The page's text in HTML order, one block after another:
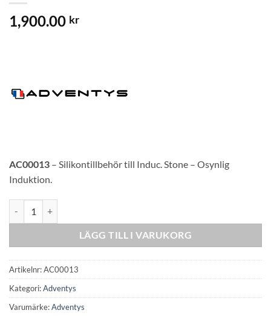
1,900.00 kr
AC00013 – Silikontillbehör till Induc. Stone – Osynlig
Induktion.
LÄGG TILL I VARUKORG
Artikelnr:AC00013
Kategori:Adventys
Varumärke:Adventys